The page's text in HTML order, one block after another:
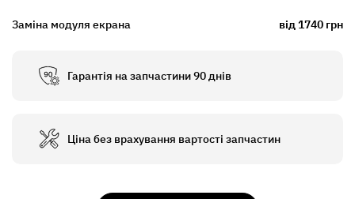
Заміна модуля екрана від 1740 грн
Гарантія на запчастини 90 днів
Ціна без врахування вартості запчастин